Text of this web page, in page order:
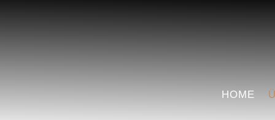
HOME